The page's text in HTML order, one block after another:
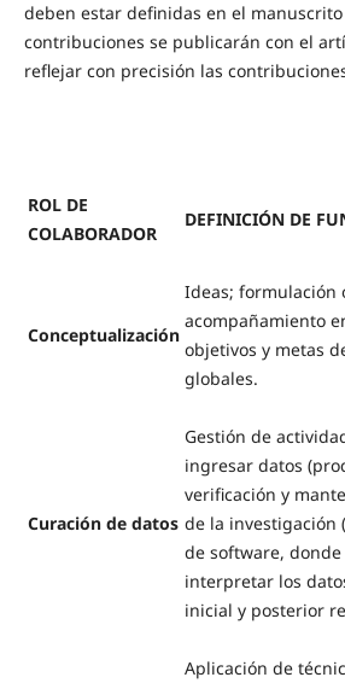
deben estar definidas en el manuscrito
contribuciones se publicarán con el
reflejar con precisión las
ROL DE
COLABORADOR
DEFINICIÓN DE
Conceptualización
Ideas; formulación
acompañamiento
objetivos y metas
globales.
Curación de datos
Gestión de
ingresar datos
verificación y
de la investigación
de software,
interpretar los
inicial y posterior
Aplicación de